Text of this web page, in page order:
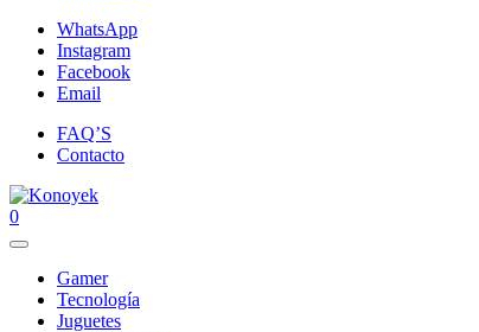
WhatsApp
Instagram
Facebook
Email
FAQ’S
Contacto
0
Gamer
Tecnología
Juguetes